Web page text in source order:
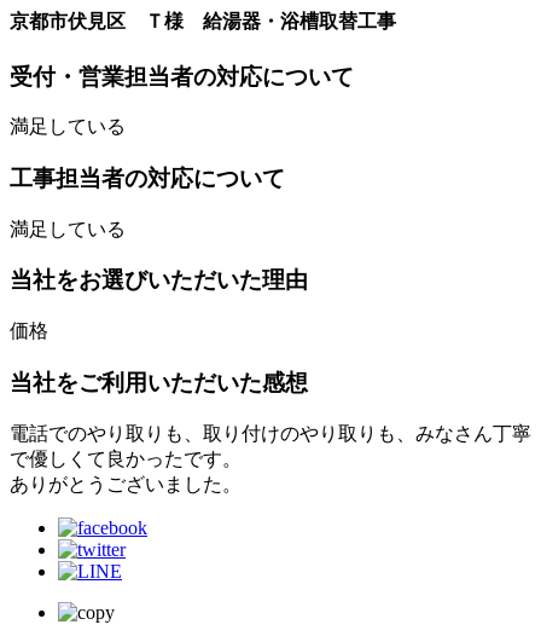
京都市伏見区 Ｔ様 給湯器・浴槽取替工事
受付・営業担当者の対応について
満足している
工事担当者の対応について
満足している
当社をお選びいただいた理由
価格
当社をご利用いただいた感想
電話でのやり取りも、取り付けのやり取りも、みなさん丁寧
で優しくて良かったです。
ありがとうございました。